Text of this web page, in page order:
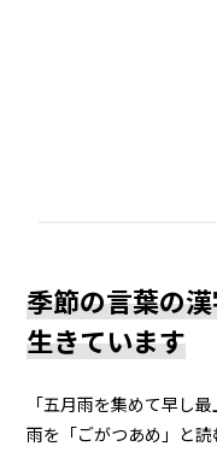
季節の言葉の
生きています
「五月雨を集めて早し
雨を「ごがつあめ」と読